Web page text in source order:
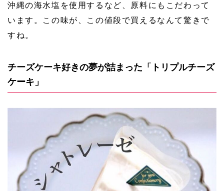
沖縄の海水塩を使用するなど、原料にもこだわって
います。この味が、この値段で買えるなんて驚きで
すね。
チーズケーキ好きの夢が詰まった「トリプルチーズ
ケーキ」